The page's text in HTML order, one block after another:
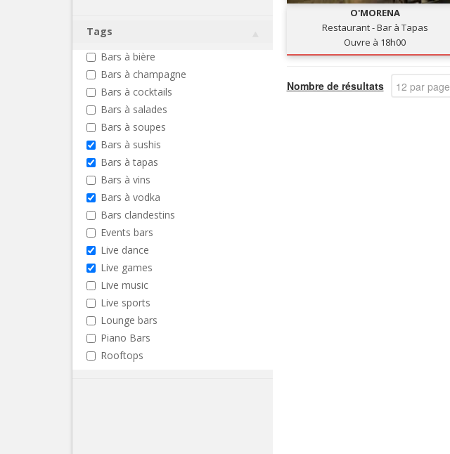
Tags
Bars à bière
Bars à champagne
Bars à cocktails
Bars à salades
Bars à soupes
Bars à sushis
Bars à tapas
Bars à vins
Bars à vodka
Bars clandestins
Events bars
Live dance
Live games
Live music
Live sports
Lounge bars
Piano Bars
Rooftops
O'MORENA
Restaurant - Bar à Tapas
Ouvre à 18h00
Nombre de résultats 12 par page